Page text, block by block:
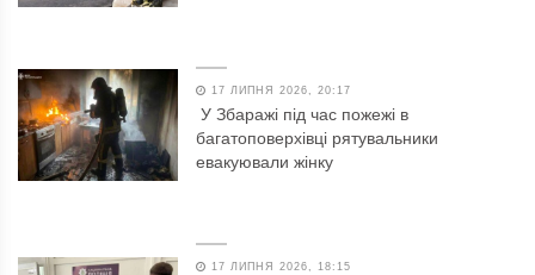
17 ЛИПНЯ 2026, 20:17
У Збаражі під час пожежі в
багатоповерхівці рятувальники
евакуювали жінку
17 ЛИПНЯ 2026, 18:15